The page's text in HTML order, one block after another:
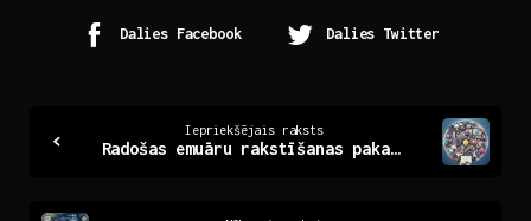
Dalies Facebook Dalies Twitter
Reading
Iepriekšējais raksts
Radošas emuāru rakstīšanas pakalpojumu priekšrocības